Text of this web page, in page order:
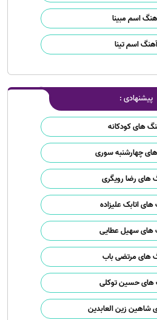
اسم مبینا
آهنگ اسم تینا
پیشنهادی :
های کودکانه
چهارشنبه سوری
های رضا رویگری
اتابک علیزاده
های سهیل عطایی
های مرتضی باب
های حسین توکلی
شاهین زین العابدین